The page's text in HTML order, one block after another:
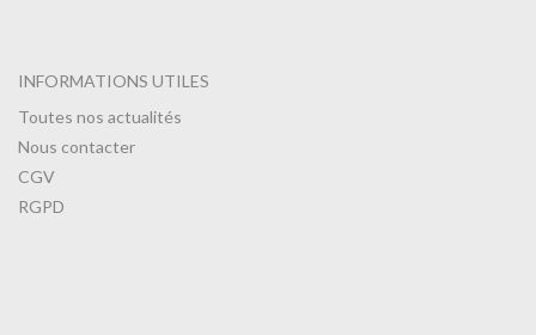
INFORMATIONS UTILES
Toutes nos actualités
Nous contacter
CGV
RGPD